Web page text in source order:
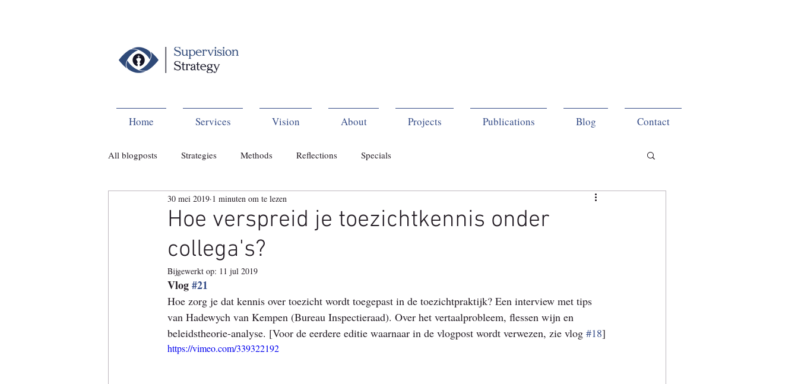
Home Services Vision About Projects Publications Blog Contact
All blogposts Strategies Methods Reflections Specials
Hoe verspreid je toezichtkennis onder
collega's?
30 mei 2019 1 minuten om te lezen
Bijgewerkt op: 11 jul 2019
Vlog #21
Hoe zorg je dat kennis over toezicht wordt toegepast in de toezichtpraktijk? Een interview met tips
van Hadewych van Kempen (Bureau Inspectieraad). Over het vertaalprobleem, flessen wijn en
beleidstheorie-analyse. [Voor de eerdere editie waarnaar in de vlogpost wordt verwezen, zie vlog #18]
https://vimeo.com/339322192